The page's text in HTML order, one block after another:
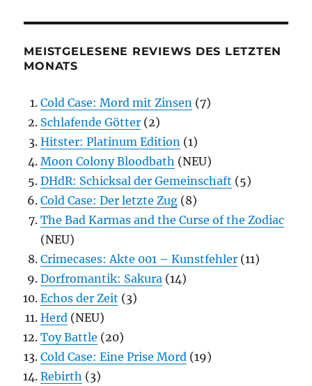
MEISTGELESENE REVIEWS DES LETZTEN
MONATS
Cold Case: Mord mit Zinsen (7)
Schlafende Götter (2)
Hitster: Platinum Edition (1)
Moon Colony Bloodbath (NEU)
DHdR: Schicksal der Gemeinschaft (5)
Cold Case: Der letzte Zug (8)
The Bad Karmas and the Curse of the Zodiac
(NEU)
Crimecases: Akte 001 – Kunstfehler (11)
Dorfromantik: Sakura (14)
Echos der Zeit (3)
Herd (NEU)
Toy Battle (20)
Cold Case: Eine Prise Mord (19)
Rebirth (3)